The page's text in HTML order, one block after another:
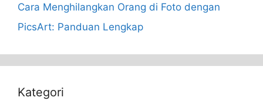
Cara Menghilangkan Orang di Foto dengan
PicsArt: Panduan Lengkap
Kategori